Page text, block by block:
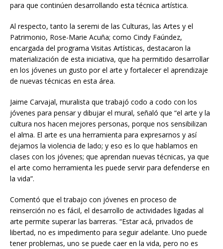
para que continúen desarrollando esta técnica artística.
Al respecto, tanto la seremi de las Culturas, las Artes y el
Patrimonio, Rose-Marie Acuña; como Cindy Faúndez,
encargada del programa Visitas Artísticas, destacaron la
materialización de esta iniciativa, que ha permitido desarrollar
en los jóvenes un gusto por el arte y fortalecer el aprendizaje
de nuevas técnicas en esta área.
Jaime Carvajal, muralista que trabajó codo a codo con los
jóvenes para pensar y dibujar el mural, señaló que “el arte y la
cultura nos hacen mejores personas, porque nos sensibilizan
el alma. El arte es una herramienta para expresarnos y así
dejamos la violencia de lado; y eso es lo que hablamos en
clases con los jóvenes; que aprendan nuevas técnicas, ya que
el arte como herramienta les puede servir para defenderse en
la vida”.
Comentó que el trabajo con jóvenes en proceso de
reinserción no es fácil, el desarrollo de actividades ligadas al
arte permite superar las barreras. “Estar acá, privados de
libertad, no es impedimento para seguir adelante. Uno puede
tener problemas, uno se puede caer en la vida, pero no es